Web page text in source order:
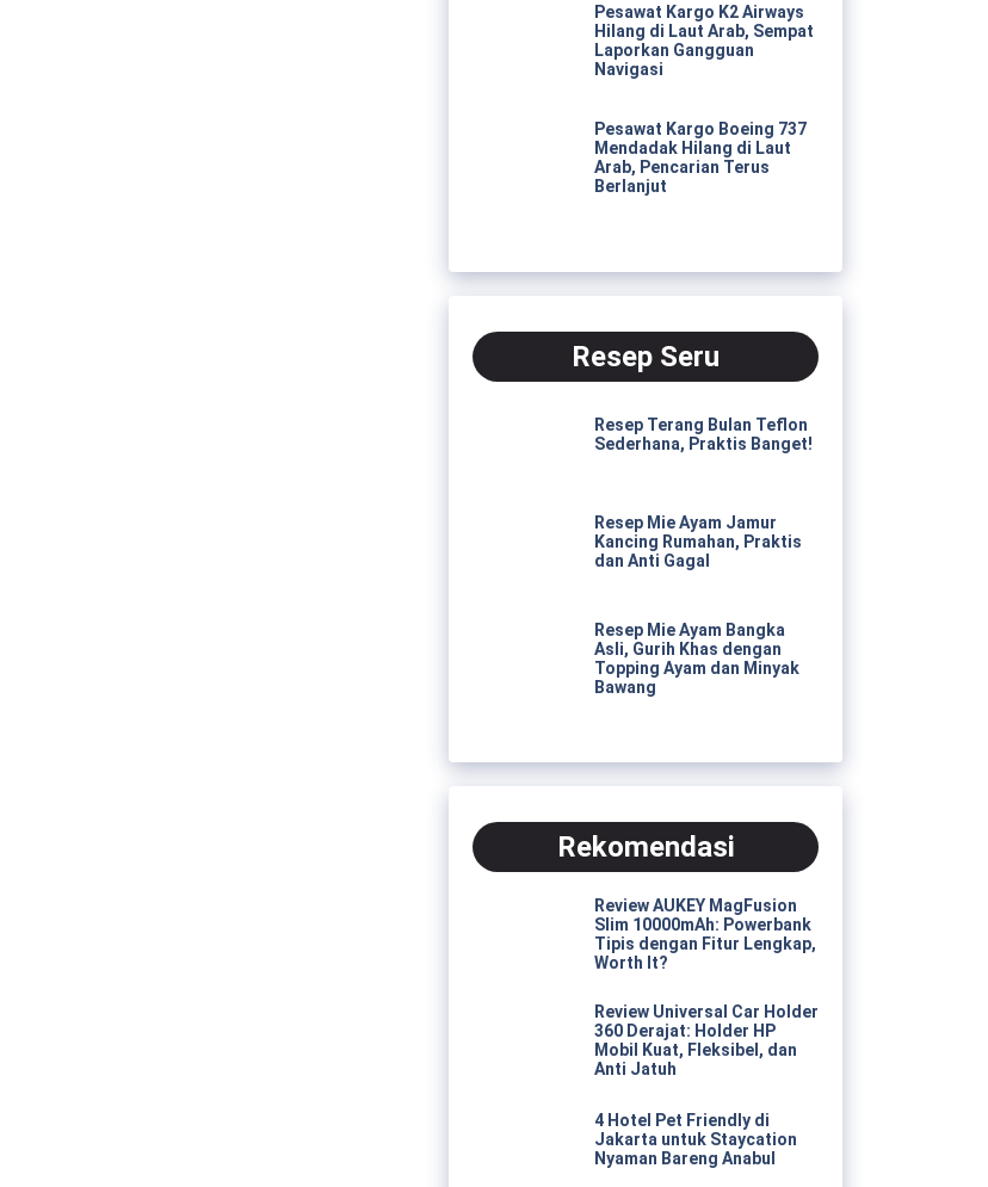
Pesawat Kargo K2 Airways
Hilang di Laut Arab, Sempat
Laporkan Gangguan
Navigasi
Pesawat Kargo Boeing 737
Mendadak Hilang di Laut
Arab, Pencarian Terus
Berlanjut
Resep Seru
Resep Terang Bulan Teflon
Sederhana, Praktis Banget!
Resep Mie Ayam Jamur
Kancing Rumahan, Praktis
dan Anti Gagal
Resep Mie Ayam Bangka
Asli, Gurih Khas dengan
Topping Ayam dan Minyak
Bawang
Rekomendasi
Review AUKEY MagFusion
Slim 10000mAh: Powerbank
Tipis dengan Fitur Lengkap,
Worth It?
Review Universal Car Holder
360 Derajat: Holder HP
Mobil Kuat, Fleksibel, dan
Anti Jatuh
4 Hotel Pet Friendly di
Jakarta untuk Staycation
Nyaman Bareng Anabul